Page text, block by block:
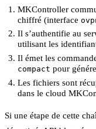
MKController
chiffré (interface
Il s’authentifie au
utilisant les
Il émet les
compact pour
Les fichiers sont
dans le cloud
Si une étape de cette